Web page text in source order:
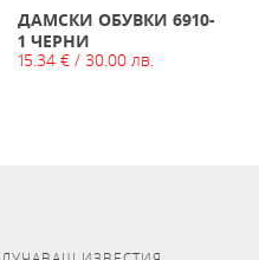
ДАМСКИ ОБУВКИ 6910-
1 ЧЕРНИ
15.34 € / 30.00 лв.